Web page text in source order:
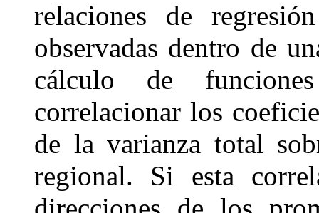
relaciones de
observadas dentro de
cálculo de
correlacionar los
de la varianza total
regional. Si esta